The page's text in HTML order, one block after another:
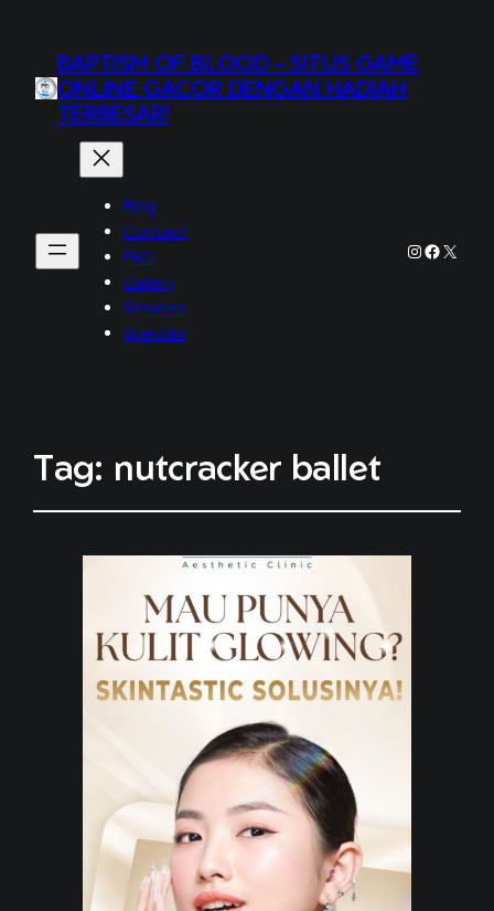
BAPTISM OF BLOOD – SITUS GAME
ONLINE GACOR DENGAN HADIAH
TERBESAR!
Blog
Contact
FAQ
Gallery
Services
Specials
Instagram
X
Tag: nutcracker ballet